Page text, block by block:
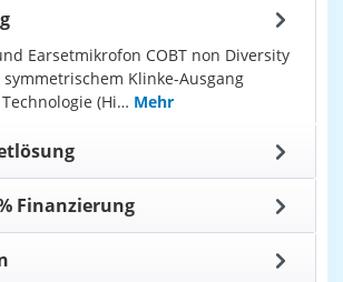
Earsetmikrofon COBT non Diversity
Klinke-Ausgang
(Hi… Mehr
Finanzierung